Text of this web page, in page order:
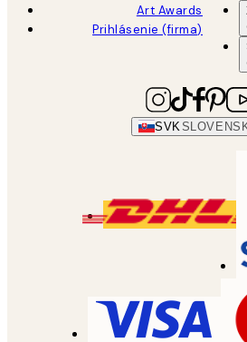
Art Awards
Prihlásenie (firma)
SVK